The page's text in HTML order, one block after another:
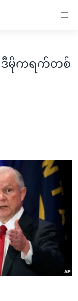
ဒီမိုကရက်တစ်